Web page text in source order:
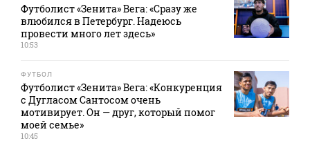
Футболист «Зенита» Вега: «Сразу же
влюбился в Петербург. Надеюсь
провести много лет здесь»
10:53
ФУТБОЛ
Футболист «Зенита» Вега: «Конкуренция
с Дугласом Сантосом очень
мотивирует. Он — друг, который помог
моей семье»
10:45